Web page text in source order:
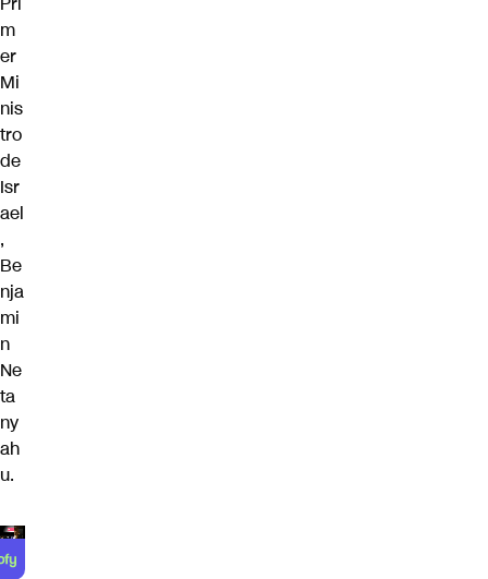
m
er
Mi
nis
tro
de
Isr
ael
,
Be
nja
mi
n
Ne
ta
ny
ah
u.